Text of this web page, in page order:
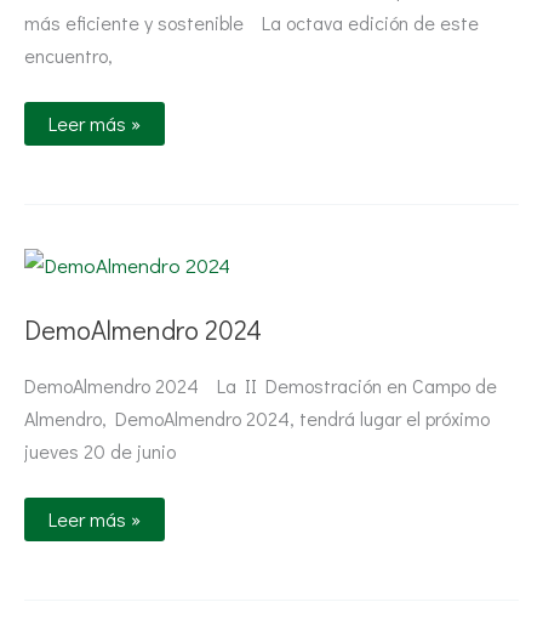
más eficiente y sostenible La octava edición de este
encuentro,
Leer más »
DemoAlmendro 2024
DemoAlmendro 2024 La II Demostración en Campo de
Almendro, DemoAlmendro 2024, tendrá lugar el próximo
jueves 20 de junio
DemoAlmendro
2024
Leer más »